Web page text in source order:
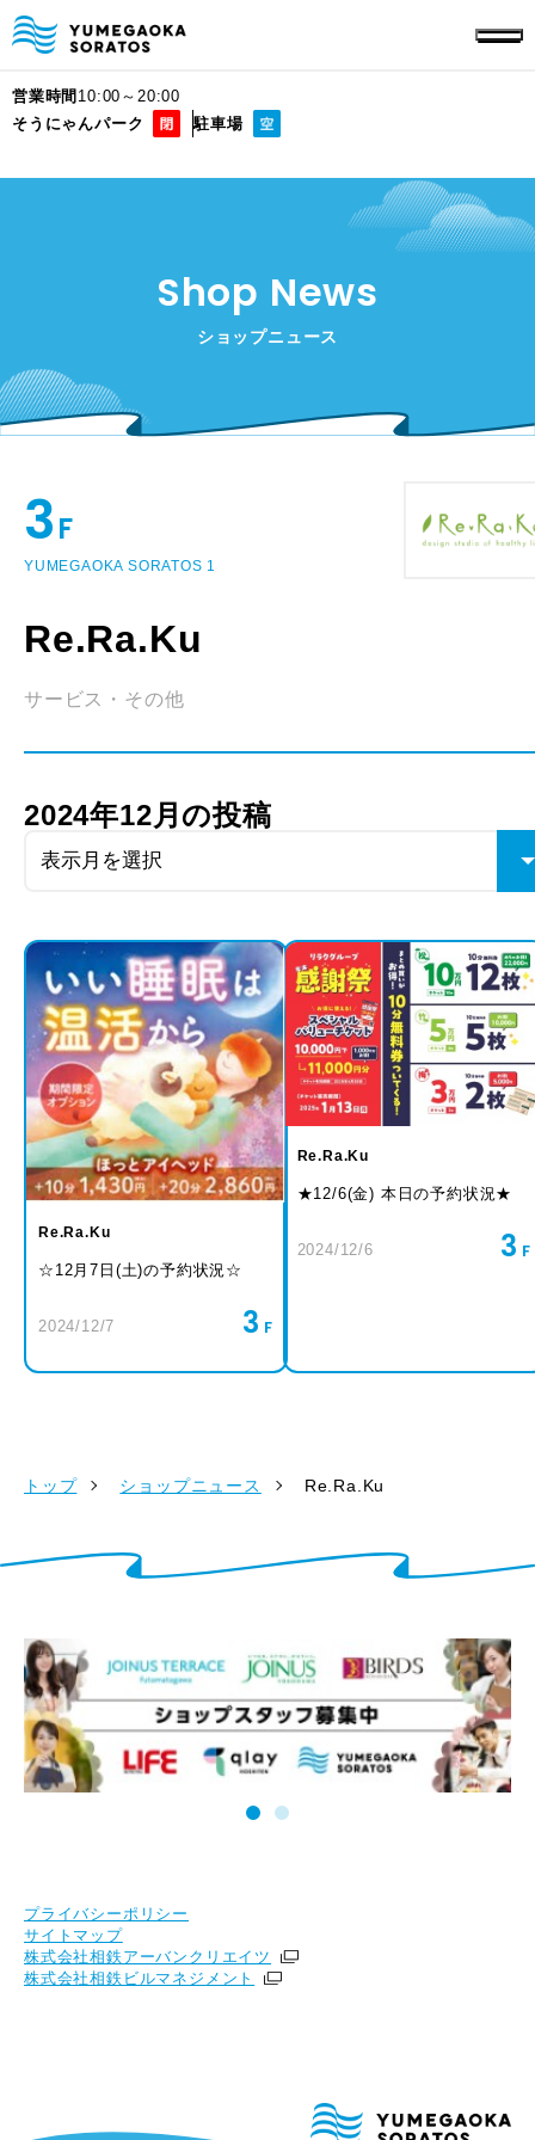
営業時間 10:00～20:00
そうにゃんパーク
駐車場
Shop News
ショップニュース
Re.Ra.Ku
サービス・その他
3F
YUMEGAOKA SORATOS 1
2024年12月の投稿
表示月を選択
Re.Ra.Ku
☆12月7日(土)の予約状況☆
2024/12/7 3
Re.Ra.Ku
★12/6(金) 本日の予約状況★
2024/12/6 3
トップ ショップニュース Re.Ra.Ku
プライバシーポリシー
サイトマップ
株式会社相鉄アーバンクリエイツ
株式会社相鉄ビルマネジメント